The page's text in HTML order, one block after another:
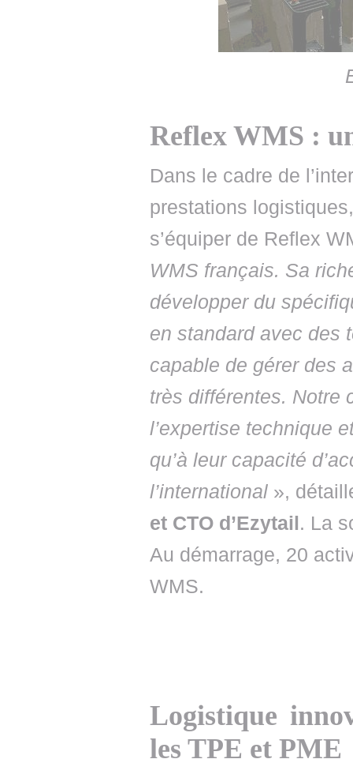
Reflex WMS :
Dans le cadre de
prestations
s’équiper de Reflex
WMS français. Sa
développer du
en standard avec des
capable de gérer des
très différentes. Notre
l’expertise technique
qu’à leur capacité
l’international »,
et CTO d’Ezytail. La
Au démarrage, 20
WMS.
Logistique
les TPE et PME